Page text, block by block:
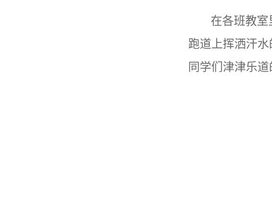
在各班教
跑道上挥洒汗
同学们津津乐